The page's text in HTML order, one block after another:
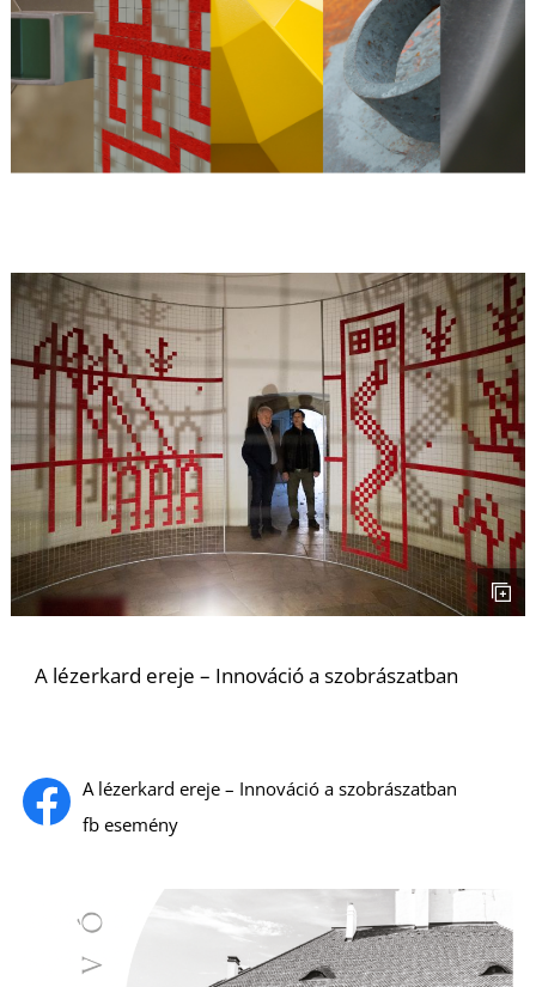
A lézerkard ereje – Innováció a szobrászatban
A lézerkard ereje – Innováció a szobrászatban
fb esemény